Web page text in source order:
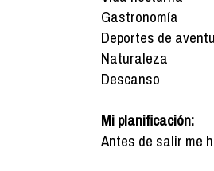
Gastronomía
Deportes de
Naturaleza
Descanso
Mi planificación:
Antes de salir me